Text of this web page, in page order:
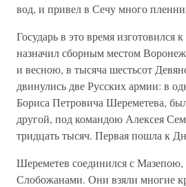
вод, и привел в Сечу много
Государь в это время изготовился
назначил сборным местом
и весною, в тысяча шестьсот
двинулись две Русских армии: в
Бориса Петровича Шереметева,
другой, под командою Алексея
тридцать тысяч. Первая пошла к
Шереметев соединился с
Слобожанами. Они взяли многие